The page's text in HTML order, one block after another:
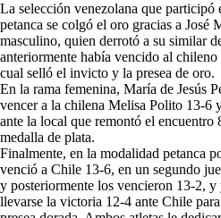
La selección venezolana que participó
petanca se colgó el oro gracias a
masculino, quien derrotó a su similar
anteriormente había vencido al
cual selló el invicto y la presea de oro.
En la rama femenina, María de Jesús
vencer a la chilena Melisa Polito 13-6
ante la local que remontó el encuentro
medalla de plata.
Finalmente, en la modalidad petanca
venció a Chile 13-6, en un segundo
y posteriormente los vencieron 13-2,
llevarse la victoria 12-4 ante Chile